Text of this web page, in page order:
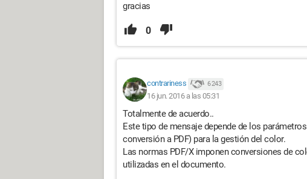
gracias
0
contrariness 6 243
16 jun. 2016 a las 05:31
Totalmente de acuerdo..
Este tipo de mensaje depende de los
conversión a PDF) para la gestión del color.
Las normas PDF/X imponen conversiones de
utilizadas en el documento.